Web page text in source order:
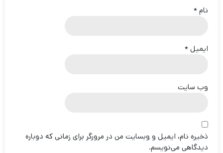
نام*
ایمیل*
وب‌ سایت
ذخیره نام، ایمیل و وبسایت من در مرورگر برای زمانی که دوباره
دیدگاهی می‌نویسم.